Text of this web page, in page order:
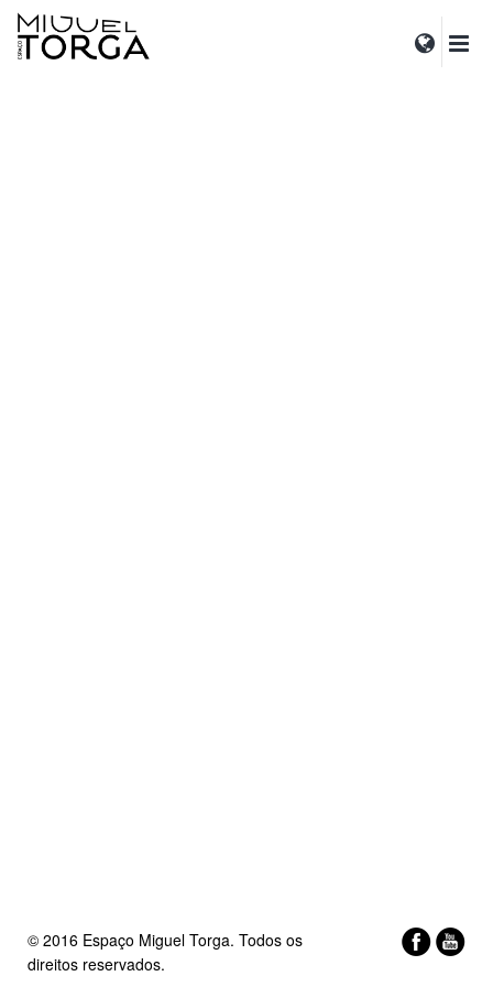
© 2016 Espaço Miguel Torga. Todos os
direitos reservados.